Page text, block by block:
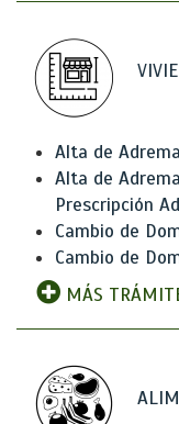
Alta de Adrema
Alta de
Prescripción
Cambio de
Cambio de
MÁS